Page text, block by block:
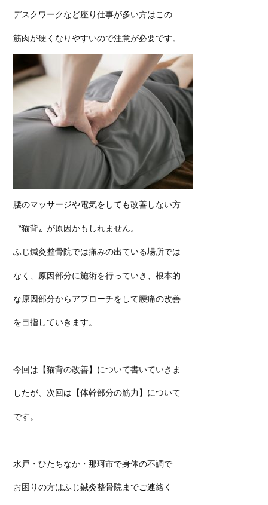
デスクワークなど座り仕事が多い方はこの
筋肉が硬くなりやすいので注意が必要です。
腰のマッサージや電気をしても改善しない方
〝猫背〟が原因かもしれません。
ふじ鍼灸整骨院では痛みの出ている場所では
なく、原因部分に施術を行っていき、根本的
な原因部分からアプローチをして腰痛の改善
を目指していきます。
今回は【猫背の改善】について書いていきま
したが、次回は【体幹部分の筋力】について
です。
水戸・ひたちなか・那珂市で身体の不調で
お困りの方はふじ鍼灸整骨院までご連絡く